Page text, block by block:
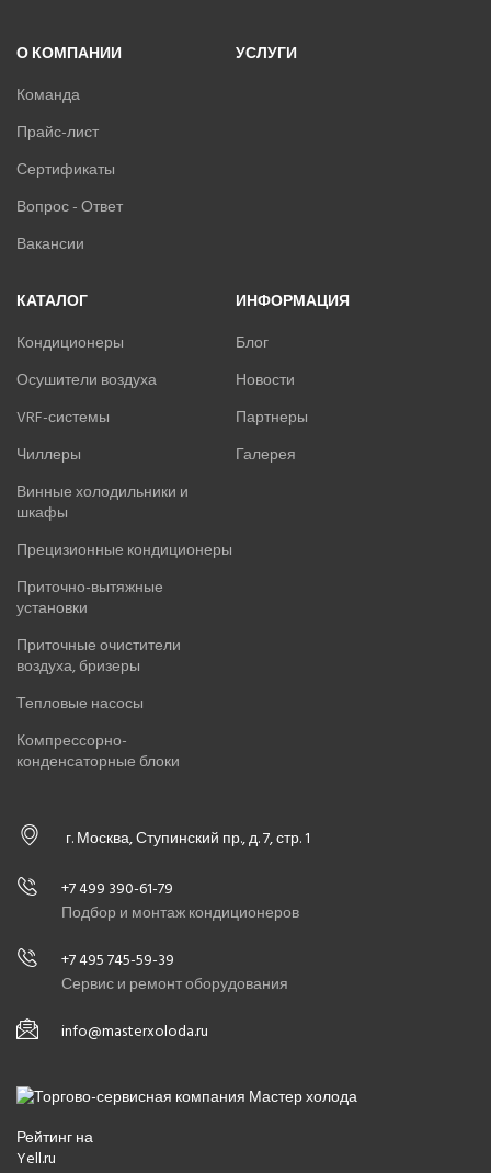
О КОМПАНИИ
Команда
Прайс-лист
Сертификаты
Вопрос - Ответ
Вакансии
УСЛУГИ
КАТАЛОГ
Кондиционеры
Осушители воздуха
VRF-системы
Чиллеры
Винные холодильники и
шкафы
Прецизионные кондиционеры
Приточно-вытяжные
установки
Приточные очистители
воздуха, бризеры
Тепловые насосы
Компрессорно-
конденсаторные блоки
ИНФОРМАЦИЯ
Блог
Новости
Партнеры
Галерея
г. Москва, Ступинский пр., д. 7, стр. 1
+7 499 390-61-79
Подбор и монтаж кондиционеров
+7 495 745-59-39
Сервис и ремонт оборудования
info@masterxoloda.ru
Рейтинг на
Yell.ru